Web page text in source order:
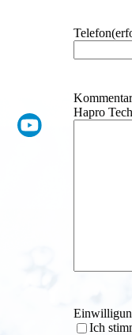
Telefon
Hapro
Ich